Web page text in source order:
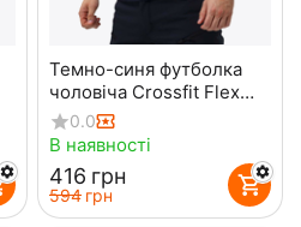
Темно-синя футболка
чоловіча Crossfit Flex
Navy
0.0
В наявності
‍416‍ грн
‍594‍ грн